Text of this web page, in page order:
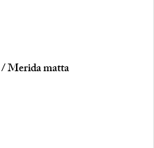
/ Merida matta